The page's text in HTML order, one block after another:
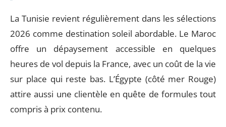
La Tunisie revient régulièrement dans les sélections
2026 comme destination soleil abordable. Le Maroc
offre un dépaysement accessible en quelques
heures de vol depuis la France, avec un coût de la vie
sur place qui reste bas. L’Égypte (côté mer Rouge)
attire aussi une clientèle en quête de formules tout
compris à prix contenu.